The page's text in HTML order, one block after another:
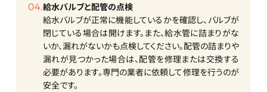
給水バルブと配管の点検
給水バルブが正常に機能しているかを確認し、バルブが
閉じている場合は開けます。また、給水管に詰まりがな
いか、漏れがないかも点検してください。配管の詰まりや
漏れが見つかった場合は、配管を修理または交換する
必要があります。専門の業者に依頼して修理を行うのが
安全です。